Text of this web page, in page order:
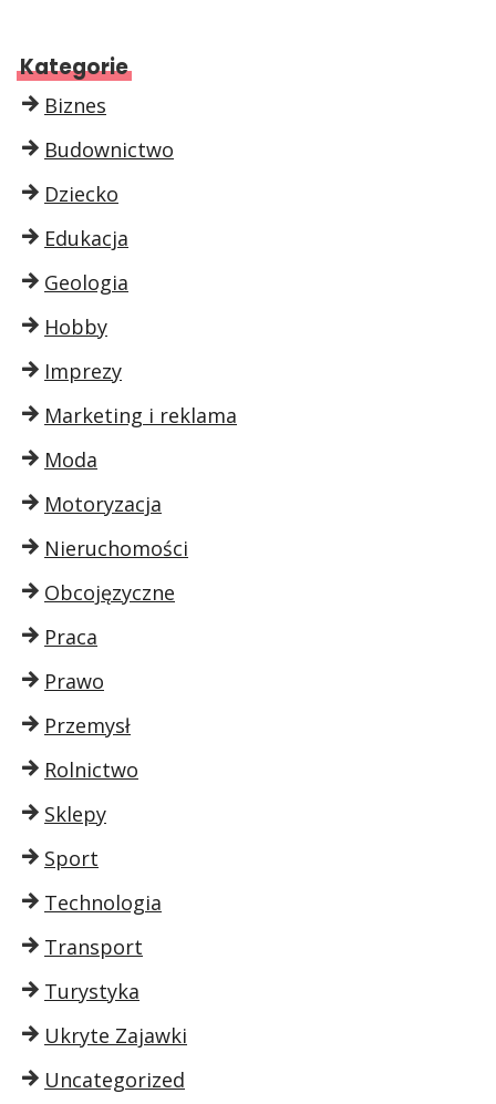
Kategorie
Biznes
Budownictwo
Dziecko
Edukacja
Geologia
Hobby
Imprezy
Marketing i reklama
Moda
Motoryzacja
Nieruchomości
Obcojęzyczne
Praca
Prawo
Przemysł
Rolnictwo
Sklepy
Sport
Technologia
Transport
Turystyka
Ukryte Zajawki
Uncategorized